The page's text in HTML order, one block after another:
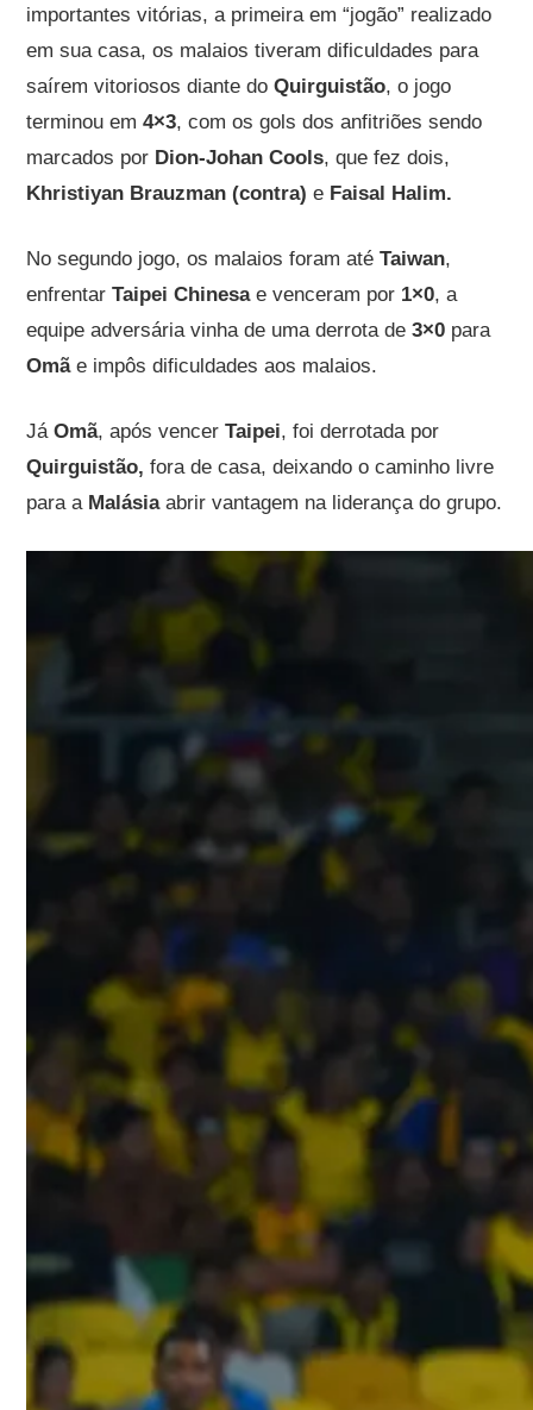
importantes vitórias, a primeira em “jogão” realizado
em sua casa, os malaios tiveram dificuldades para
saírem vitoriosos diante doQuirguistão, o jogo
terminou em4×3, com os gols dos anfitriões sendo
marcados por Dion-Johan Cools, que fez dois,
Khristiyan Brauzman (contra)e Faisal Halim.
No segundo jogo, os malaios foram atéTaiwan,
enfrentarTaipei Chinesae venceram por 1×0, a
equipe adversária vinha de uma derrota de3×0 para
Omãe impôs dificuldades aos malaios.
JáOmã, após vencerTaipei, foi derrotada por
Quirguistão,fora de casa, deixando o caminho livre
para a Malásiaabrir vantagem na liderança do grupo.